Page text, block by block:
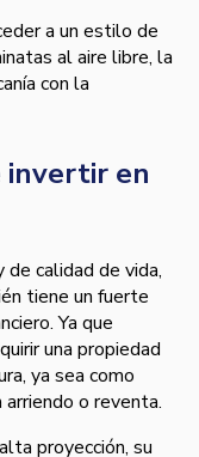
a un estilo de
al aire libre, la
con la
invertir en
calidad de vida,
tiene un fuerte
Ya que
una propiedad
ya sea como
o reventa.
proyección, su